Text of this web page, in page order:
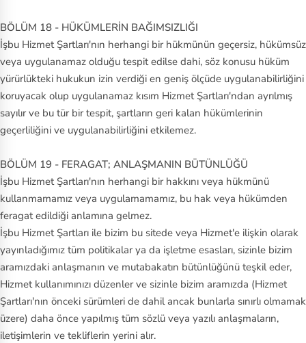
BÖLÜM 18 - HÜKÜMLERİN BAĞIMSIZLIĞI
İşbu Hizmet Şartları'nın herhangi bir hükmünün geçersiz, hükümsüz
veya uygulanamaz olduğu tespit edilse dahi, söz konusu hüküm
yürürlükteki hukukun izin verdiği en geniş ölçüde uygulanabilirliğini
koruyacak olup uygulanamaz kısım Hizmet Şartları'ndan ayrılmış
sayılır ve bu tür bir tespit, şartların geri kalan hükümlerinin
geçerliliğini ve uygulanabilirliğini etkilemez.
BÖLÜM 19 - FERAGAT; ANLAŞMANIN BÜTÜNLÜĞÜ
İşbu Hizmet Şartları'nın herhangi bir hakkını veya hükmünü
kullanmamamız veya uygulamamamız, bu hak veya hükümden
feragat edildiği anlamına gelmez.
İşbu Hizmet Şartları ile bizim bu sitede veya Hizmet'e ilişkin olarak
yayınladığımız tüm politikalar ya da işletme esasları, sizinle bizim
aramızdaki anlaşmanın ve mutabakatın bütünlüğünü teşkil eder,
Hizmet kullanımınızı düzenler ve sizinle bizim aramızda (Hizmet
Şartları'nın önceki sürümleri de dahil ancak bunlarla sınırlı olmamak
üzere) daha önce yapılmış tüm sözlü veya yazılı anlaşmaların,
iletişimlerin ve tekliflerin yerini alır.